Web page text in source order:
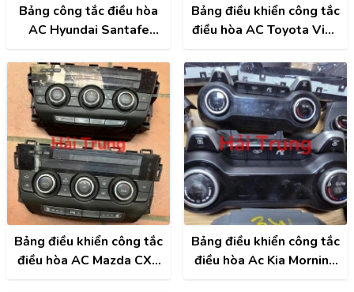
Bảng công tắc điều hòa
AC Hyundai Santafe
Xe
Bảng điều khiển công tắc
điều hòa AC Toyota Vios
Tháo Xe
Bảng điều khiển công tắc
điều hòa AC Mazda CX5
Bảng điều khiển công tắc
điều hòa Ac Kia Morning